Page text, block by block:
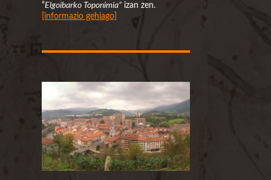
“Elgoibarko Toponimia”izan zen.
[informazio gehiago]